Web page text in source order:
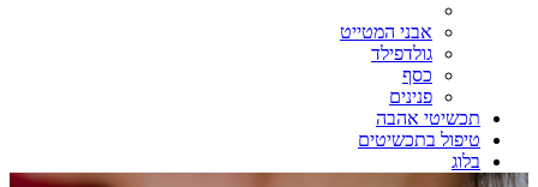
אבני המטייט
גולדפילד
כסף
פנינים
תכשיטי אהבה
טיפול בתכשיטים
בלוג